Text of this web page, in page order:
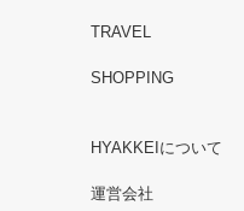
TRAVEL
SHOPPING
HYAKKEIについて
運営会社